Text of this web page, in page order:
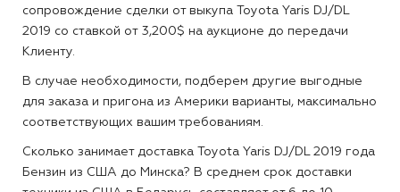
сопровождение сделки от выкупа Toyota Yaris DJ/DL
2019 со ставкой от 3,200$ на аукционе до передачи
Клиенту.
В случае необходимости, подберем другие выгодные
для заказа и пригона из Америки варианты, максимально
соответствующих вашим требованиям.
Сколько занимает доставка Toyota Yaris DJ/DL 2019 года
Бензин из США до Минска? В среднем срок доставки